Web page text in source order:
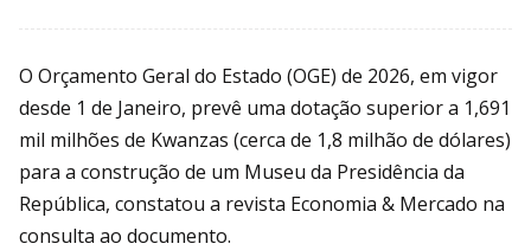
O Orçamento Geral do Estado (OGE) de 2026, em vigor
desde 1 de Janeiro, prevê uma dotação superior a 1,691
mil milhões de Kwanzas (cerca de 1,8 milhão de dólares)
para a construção de um Museu da Presidência da
República, constatou a revista Economia & Mercado na
consulta ao documento.